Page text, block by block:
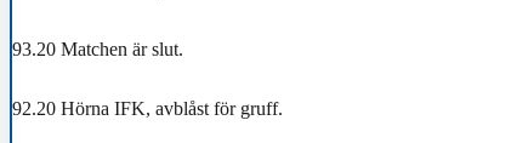
93.20 Matchen är slut.
92.20 Hörna IFK, avblåst för gruff.